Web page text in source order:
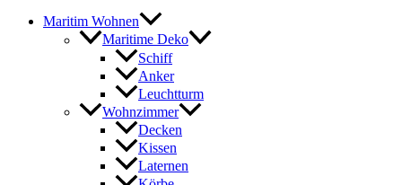
Maritim Wohnen
Maritime Deko
Schiff
Anker
Leuchtturm
Wohnzimmer
Decken
Kissen
Laternen